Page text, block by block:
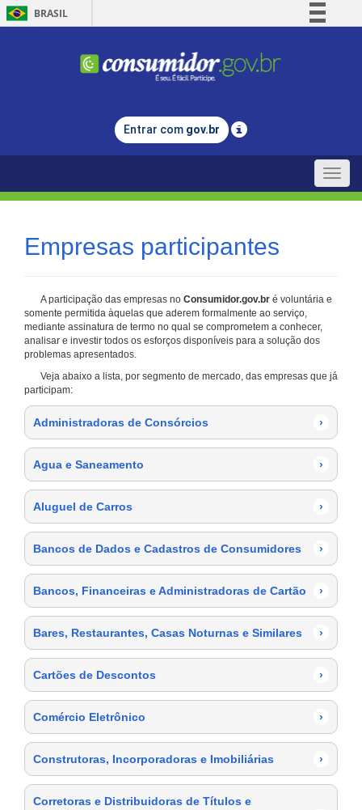
BRASIL
Comunica BR
Legislação
Entrar com gov.br
Toggle
Empresas participantes
A participação das empresas no Consumidor.gov.br é voluntária e
somente permitida àquelas que aderem formalmente ao serviço,
mediante assinatura de termo no qual se comprometem a conhecer,
analisar e investir todos os esforços disponíveis para a solução dos
problemas apresentados.
Veja abaixo a lista, por segmento de mercado, das empresas que já
participam:
Administradoras de Consórcios ›
Agua e Saneamento ›
Aluguel de Carros ›
Bancos de Dados e Cadastros de Consumidores ›
Bancos, Financeiras e Administradoras de Cartão ›
Bares, Restaurantes, Casas Noturnas e Similares ›
Cartões de Descontos ›
Comércio Eletrônico ›
Construtoras, Incorporadoras e Imobiliárias ›
Corretoras e Distribuidoras de Títulos e